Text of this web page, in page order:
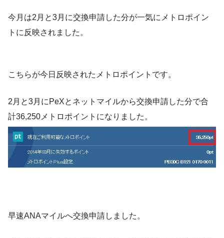
今月は2月と3月に交換申請した分が一気にメトロポイン
トに反映されました。
こちらが今日反映されたメトロポイントです。
2月と3月にPeXとネットマイルから交換申請した分で合
計36,250メトロポイントになりました。
早速ANAマイルへ交換申請しました。